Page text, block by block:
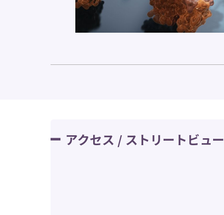
アクセス / ストリートビュー